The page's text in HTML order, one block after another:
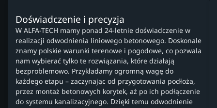
Doświadczenie i precyzja
W ALFA-TECH mamy ponad 24-letnie doświadczenie w
realizacji odwodnienia liniowego betonowego. Doskonale
znamy polskie warunki terenowe i pogodowe, co pozwala
nam wybierać tylko te rozwiązania, które działają
bezproblemowo. Przykładamy ogromną wagę do
każdego etapu – zaczynając od przygotowania podłoża,
przez montaż betonowych korytek, aż po ich podłączenie
do systemu kanalizacyjnego. Dzięki temu odwodnienie